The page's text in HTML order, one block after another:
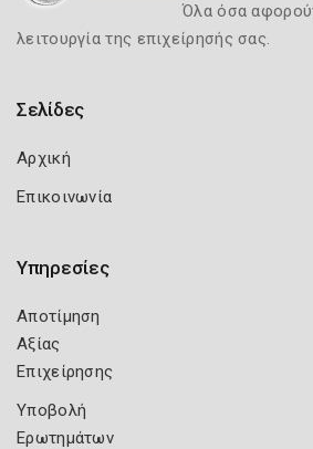
Όλα όσα
λειτουργία της επιχείρησής σας.
Σελίδες
Αρχική
Επικοινωνία
Υπηρεσίες
Αποτίμηση
Αξίας
Επιχείρησης
Υποβολή
Ερωτημάτων